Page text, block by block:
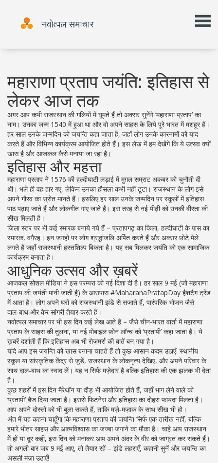
महाराणा प्रताप जयंति: इतिहास से
लेकर आज तक
अगर आप कभी राजस्थान की गलियों में घूमते हैं तो अक्सर सुनेंगे ‘महाराणा प्रताप’ का
नाम। उनका जन्म 1540 में हुआ था और वो अपने साहस के लिये पूरे भारत में मशहूर हैं।
हर साल उनके जन्मदिन को जयन्ति कहा जाता है, जहाँ लोग उनके कारनामों को याद
करते हैं और विभिन्न कार्यक्रम आयोजित होते हैं। इस लेख में हम देखेंगे कि ये उत्सव क्यों
खास है और आजकल कैसे मनाया जा रहा है।
इतिहास और महत्ता
महाराणा प्रताप ने 1576 की हल्दीघाटी लड़ाई में मुग़ल सम्राट अकबर को चुनौती दी
थी। भले ही वह हार गए, लेकिन उनका हौसला कभी नहीं टूटा। राजस्थान के लोग इसे
अपने गौरव का स्रोत मानते हैं। इसलिए हर साल उनके जन्मदिन पर स्कूलों में इतिहास
पाठ पढ़ाए जाते हैं और लोकगीत गाए जाते हैं। इस तरह से नई पीढ़ी को उनकी वीरता की
सीख मिलती है।
जिला स्तर पर भी कई स्मारक बनाये गये हैं – प्रतापगढ़ का किला, हल्दीघाटी के पास का
स्मारक, वगैरह। इन जगहों पर लोग श्रद्धांजलि अर्पित करते हैं और अक्सर छोटे मेले
लगते हैं जहाँ राजस्थानी हस्तशिल्प बिकता है। यह सब मिलकर जयंति को एक सामाजिक
कार्यक्रम बनाता है।
आधुनिक उत्सव और ख़बरें
आजकल सोशल मीडिया ने इस परम्परा को नई दिशा दी है। हर साल 9 मई (जो महाराणा
प्रताप की जयंती मानी जाती है) के आसपास #MaharanaPratapDay हैशटैग ट्रेंड
में आता है। लोग अपने घरों को राजस्थानी झंडे से सजाते हैं, पारंपरिक भोजन जैसे
दाल‑बाथ और केर सांगरी तैयार करते हैं।
नवोत्पल समाचार पर भी इस दिन कई लेख आते हैं – जैसे चीन-भारत वार्ता में महाराणा
प्रताप के साहस की तुलना, या नई मोबाइल फ़ोन लॉन्च को ‘प्रतापी’ कहा जाता है। ये
ख़बरें दर्शाती हैं कि इतिहास अब भी रोज़मर्रा की बातें बन गया है।
यदि आप इस जयन्ति को खास बनाना चाहते हैं तो कुछ आसान कदम उठाएँ: स्थानीय
स्कूल या सांस्कृतिक केंद्र से जुड़ें, राजस्थान के लोकनृत्य देखिए, और अपने परिवार के
साथ दाल‑बाथ का स्वाद लें। यह न सिर्फ मज़ेदार है बल्कि इतिहास की एक झलक भी देता
है।
कुछ शहरों में इस दिन मैरेथॉन या दौड़ भी आयोजित होते हैं, जहाँ भाग लेने वाले को
‘प्रतापी’ बैज दिया जाता है। इससे फिटनेस और इतिहास का दोहरा फायदा मिलता है।
आप अपने दोस्तों को भी बुला सकते हैं, ताकि मज़े‑मज़ाक के साथ सीख भी हो।
अंत में यह कहना चाहूँगा कि महाराणा प्रताप की जयन्ति सिर्फ एक तारीख नहीं, बल्कि
हमारे भीतर साहस और आत्मविश्वास का जज्बा जगाने का मौका है। चाहे आप राजस्थान
में हों या दूर कहीं, इस दिन को मनाकर आप अपने अंदर के वीर को जाग्रत कर सकते हैं।
तो अगली बार जब 9 मई आए, तो तैयार रहें – झंडे लहराएँ, कहानी सुनें और जयन्ति का
असली मज़ा उठाएँ!